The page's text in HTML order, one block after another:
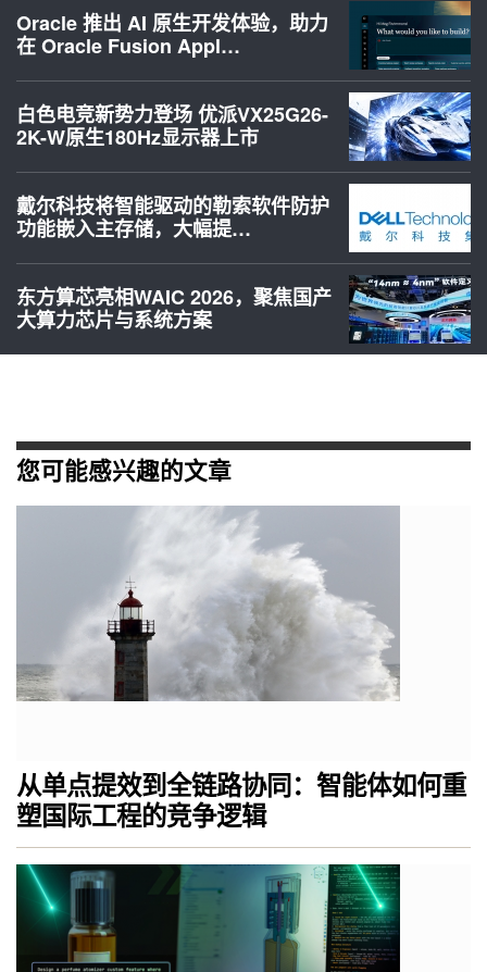
Oracle 推出 AI 原生开发体验，助力
在 Oracle Fusion Appl…
白色电竞新势力登场 优派VX25G26-
2K-W原生180Hz显示器上市
戴尔科技将智能驱动的勒索软件防护
功能嵌入主存储，大幅提…
东方算芯亮相WAIC 2026，聚焦国产
大算力芯片与系统方案
您可能感兴趣的文章
从单点提效到全链路协同：智能体如何重
塑国际工程的竞争逻辑